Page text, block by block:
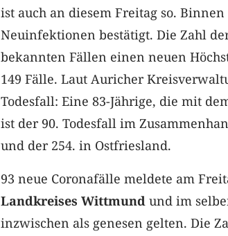
ist auch an diesem Freitag so.
Neuinfektionen bestätigt. Die Zahl
bekannten Fällen einen neuen
149 Fälle. Laut Auricher
Todesfall: Eine 83-Jährige, die mit
ist der 90. Todesfall im
und der 254. in Ostfriesland.
93 neue Coronafälle meldete am
Landkreises Wittmund und im
inzwischen als genesen gelten. Die